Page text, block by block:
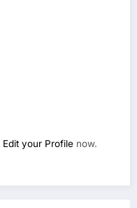
Edit your Profile now.